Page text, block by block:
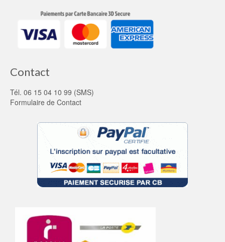
Contact
Tél. 06 15 04 10 99 (SMS)
Formulaire de Contact